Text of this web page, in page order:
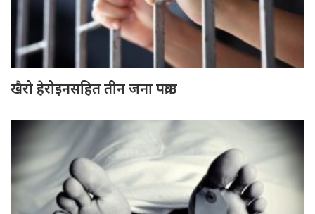
खैरो हेरोइनसहित तीन जना पक्राउ